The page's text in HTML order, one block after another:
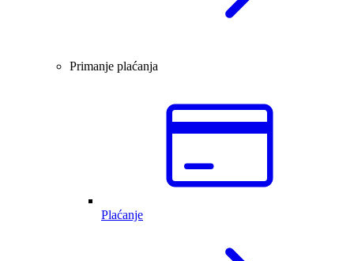
Primanje plaćanja
Plaćanje